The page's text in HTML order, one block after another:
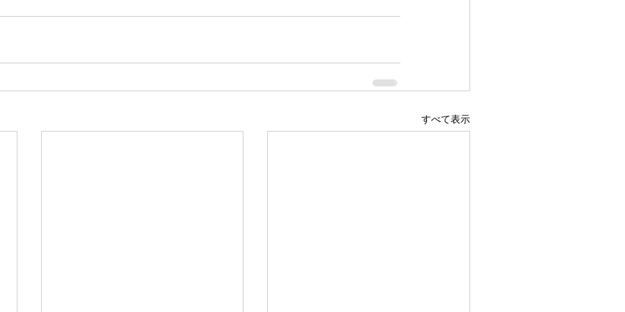
すべて表示